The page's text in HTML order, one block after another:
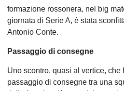
formazione rossonera, nel big
giornata di Serie A, è stata
Antonio Conte.
Passaggio di consegne
Uno scontro, quasi al vertice, che
passaggio di consegne tra una